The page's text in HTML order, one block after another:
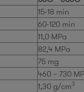
15-18 min
60-120 min
11,0 MPa
82,4 MPa
75 mg
460 – 730
1,30 g/cm3